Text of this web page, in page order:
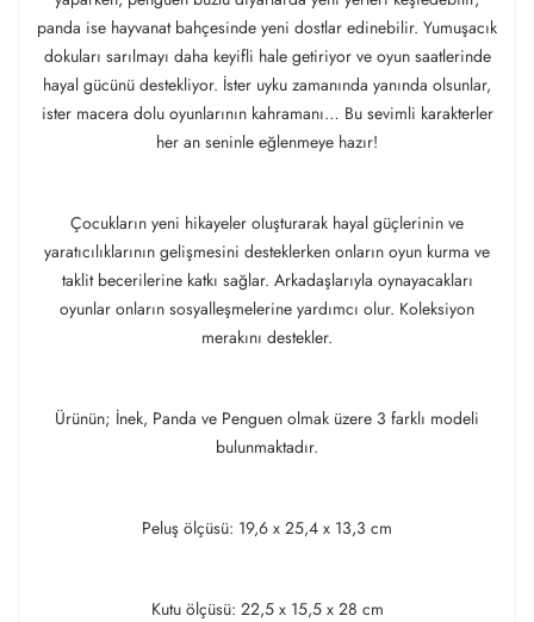
panda ise hayvanat bahçesinde yeni dostlar edinebilir. Yumuşacık
dokuları sarılmayı daha keyifli hale getiriyor ve oyun saatlerinde
hayal gücünü destekliyor. İster uyku zamanında yanında olsunlar,
ister macera dolu oyunlarının kahramanı… Bu sevimli karakterler
her an seninle eğlenmeye hazır!
Çocukların yeni hikayeler oluşturarak hayal güçlerinin ve
yaratıcılıklarının gelişmesini desteklerken onların oyun kurma ve
taklit becerilerine katkı sağlar. Arkadaşlarıyla oynayacakları
oyunlar onların sosyalleşmelerine yardımcı olur. Koleksiyon
merakını destekler.
Ürünün; İnek, Panda ve Penguen olmak üzere 3 farklı modeli
bulunmaktadır.
Peluş ölçüsü: 19,6 x 25,4 x 13,3 cm
Kutu ölçüsü: 22,5 x 15,5 x 28 cm